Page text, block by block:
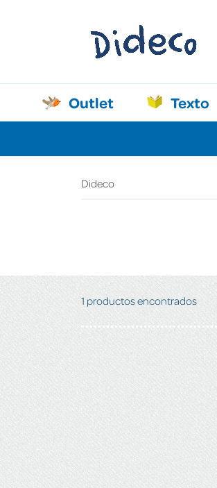
Outlet Texto
Dideco
1 productos encontrados